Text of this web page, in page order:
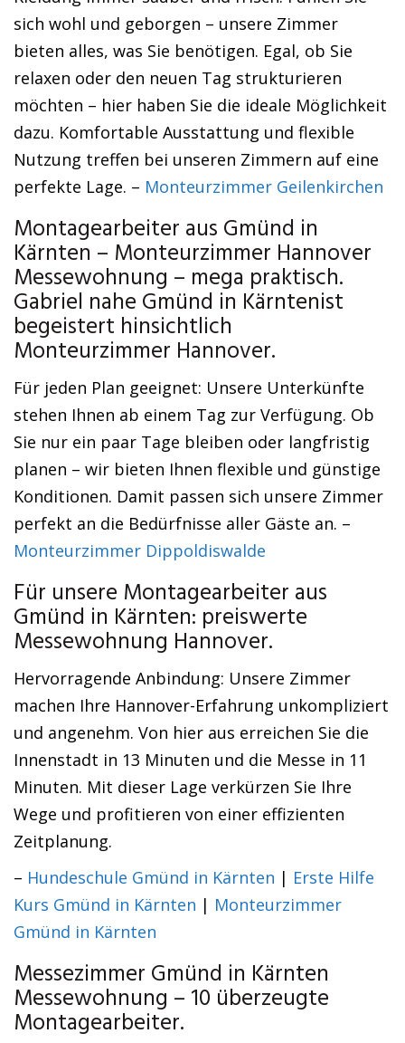
sich wohl und geborgen – unsere Zimmer
bieten alles, was Sie benötigen. Egal, ob Sie
relaxen oder den neuen Tag strukturieren
möchten – hier haben Sie die ideale Möglichkeit
dazu. Komfortable Ausstattung und flexible
Nutzung treffen bei unseren Zimmern auf eine
perfekte Lage. – Monteurzimmer Geilenkirchen
Montagearbeiter aus Gmünd in
Kärnten – Monteurzimmer Hannover
Messewohnung – mega praktisch.
Gabriel nahe Gmünd in Kärntenist
begeistert hinsichtlich
Monteurzimmer Hannover.
Für jeden Plan geeignet: Unsere Unterkünfte
stehen Ihnen ab einem Tag zur Verfügung. Ob
Sie nur ein paar Tage bleiben oder langfristig
planen – wir bieten Ihnen flexible und günstige
Konditionen. Damit passen sich unsere Zimmer
perfekt an die Bedürfnisse aller Gäste an. –
Monteurzimmer Dippoldiswalde
Für unsere Montagearbeiter aus
Gmünd in Kärnten: preiswerte
Messewohnung Hannover.
Hervorragende Anbindung: Unsere Zimmer
machen Ihre Hannover-Erfahrung unkompliziert
und angenehm. Von hier aus erreichen Sie die
Innenstadt in 13 Minuten und die Messe in 11
Minuten. Mit dieser Lage verkürzen Sie Ihre
Wege und profitieren von einer effizienten
Zeitplanung.
– Hundeschule Gmünd in Kärnten | Erste Hilfe
Kurs Gmünd in Kärnten | Monteurzimmer
Gmünd in Kärnten
Messezimmer Gmünd in Kärnten
Messewohnung – 10 überzeugte
Montagearbeiter.